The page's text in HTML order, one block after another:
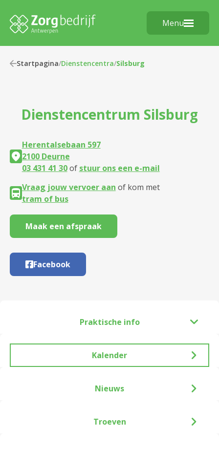
Menu
Startpagina/Dienstencentra/Silsburg
Dienstencentrum Silsburg
Herentalsebaan 597
2100 Deurne
03 431 41 30of stuur ons een e-mail
Vraag jouw vervoer aan of kom met
tram of bus
Maak een afspraak
Facebook
Praktische info
Kalender
Nieuws
Troeven